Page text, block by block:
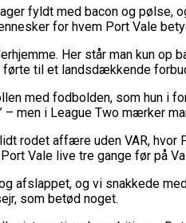
fyldt med bacon og pølse,
for hvem Port Vale
Her står man kun
til et landsdækkende
med fodbolden, som hun
men i League Two mærker
rodet affære uden VAR,
Vale live tre gange før på
afslappet, og vi snakkede
som betød noget.